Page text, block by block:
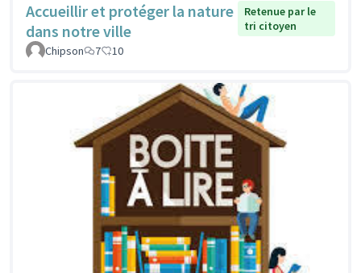
Accueillir et protéger la nature
dans notre ville
Retenue par le
tri citoyen
Chipson
7 10